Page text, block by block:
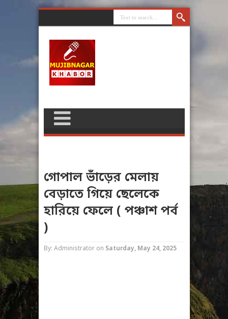
গোপাল ভাঁড়ের মেলায়
বেড়াতে গিয়ে ছেলেকে
হারিয়ে ফেলে ( পঞ্চাশ পর্ব
)
By: Administrator on Saturday, May 24, 2025